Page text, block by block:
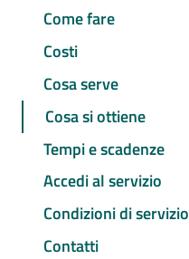
Come fare
Costi
Cosa serve
Cosa si ottiene
Tempi e scadenze
Accedi al servizio
Condizioni di servizio
Contatti